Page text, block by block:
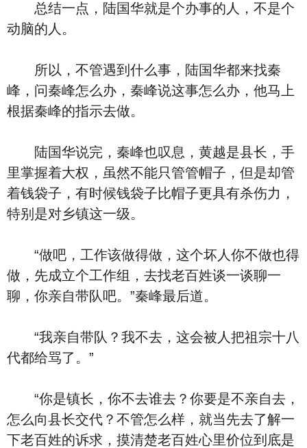
总结一点，陆国华就是个办事的人，不是个
动脑的人。
所以，不管遇到什么事，陆国华都来找秦
峰，问秦峰怎么办，秦峰说这事怎么办，他马上
根据秦峰的指示去做。
陆国华说完，秦峰也叹息，黄越是县长，手
里掌握着大权，虽然不能只管管帽子，但是却管
着钱袋子，有时候钱袋子比帽子更具有杀伤力，
特别是对乡镇这一级。
“做吧，工作该做得做，这个坏人你不做也得
做，先成立个工作组，去找老百姓谈一谈聊一
聊，你亲自带队吧。”秦峰最后道。
“我亲自带队？我不去，这会被人把祖宗十八
代都给骂了。”
“你是镇长，你不去谁去？你要是不亲自去，
怎么向县长交代？不管怎么样，就当先去了解一
下老百姓的诉求，摸清楚老百姓心里价位到底是